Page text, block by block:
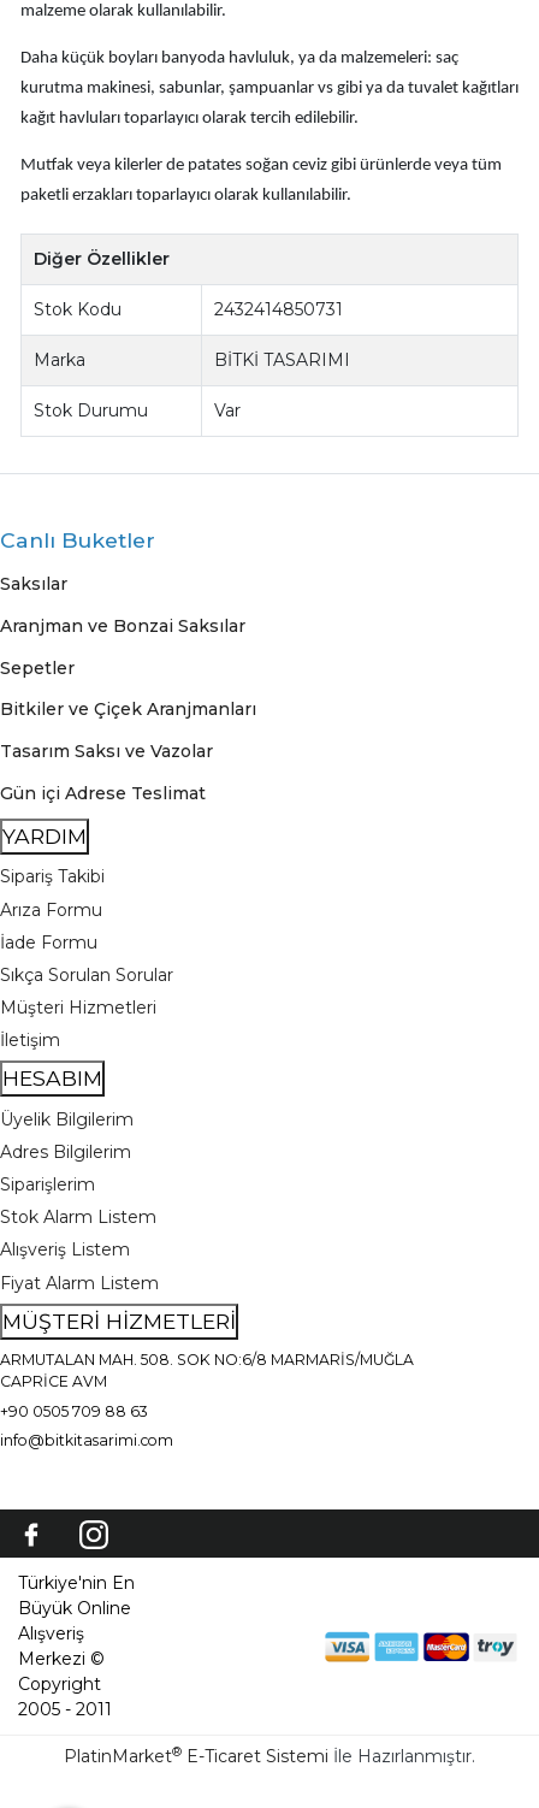
malzeme olarak kullanılabilir.
Daha küçük boyları banyoda havluluk, ya da malzemeleri: saç
kurutma makinesi, sabunlar, şampuanlar vs gibi ya da tuvalet kağıtları
kağıt havluları toparlayıcı olarak tercih edilebilir.
Mutfak veya kilerler de patates soğan ceviz gibi ürünlerde veya tüm
paketli erzakları toparlayıcı olarak kullanılabilir.
Diğer Özellikler
Stok Kodu 2432414850731
Marka BİTKİ TASARIMI
Stok Durumu Var
Canlı Buketler
Saksılar
Aranjman ve Bonzai Saksılar
Sepetler
Bitkiler ve Çiçek Aranjmanları
Tasarım Saksı ve Vazolar
Gün içi Adrese Teslimat
YARDIM
Sipariş Takibi
Arıza Formu
İade Formu
Sıkça Sorulan Sorular
Müşteri Hizmetleri
İletişim
HESABIM
Üyelik Bilgilerim
Adres Bilgilerim
Siparişlerim
Stok Alarm Listem
Alışveriş Listem
Fiyat Alarm Listem
MÜŞTERİ HİZMETLERİ
ARMUTALAN MAH. 508. SOK NO:6/8 MARMARİS/MUĞLA
CAPRİCE AVM
+90 0505 709 88 63
info@bitkitasarimi.com
Türkiye'nin En
Büyük Online
Alışveriş
Merkezi ©
Copyright
2005 - 2011
PlatinMarket® E-Ticaret Sistemi İle Hazırlanmıştır.